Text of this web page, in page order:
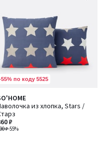
55% по коду 5525
из хлопка, Stars /
₽-55%
₽